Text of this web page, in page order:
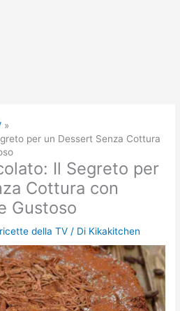
per un Dessert Senza Cottura
Il Segreto per
Cottura con
Gustoso
della TV / Di Kikakitchen